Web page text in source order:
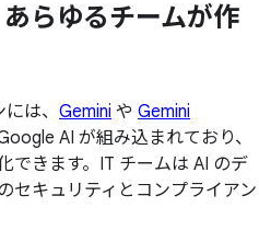
あらゆるチームが作
は、 Gemini や Gemini
AI が組み込まれており、
できます。IT チームは AI のデ
セキュリティとコンプライアン